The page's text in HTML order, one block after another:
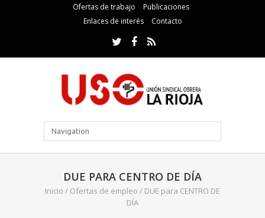
Ofertas de trabajo
Publicaciones
Enlaces de interés
Contacto
DUE PARA CENTRO DE DÍA
Inicio / Ofertas de empleo / DUE para CENTRO DE
DÍA